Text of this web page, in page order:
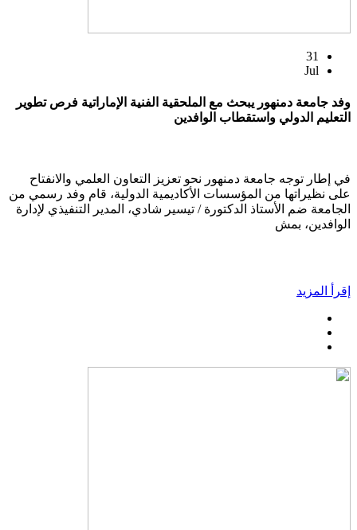
31
Jul
وفد جامعة دمنهور يبحث مع الملحقية الفنية الإماراتية فرص تطوير
التعليم الدولي واستقطاب الوافدين
في إطار توجه جامعة دمنهور نحو تعزيز التعاون العلمي والانفتاح
على نظيراتها من المؤسسات الأكاديمية الدولية، قام وفد رسمي من
الجامعة ضم الأستاذ الدكتورة / تيسير شادي، المدير التنفيذي لإدارة
الوافدين، بمش
إقرأ المزيد